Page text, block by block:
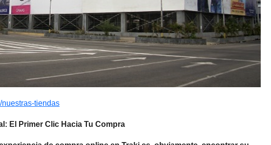
nuestras-tiendas
El Primer Clic Hacia Tu Compra